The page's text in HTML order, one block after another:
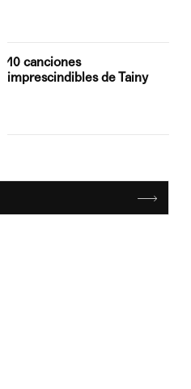
10 canciones
imprescindibles de Tainy